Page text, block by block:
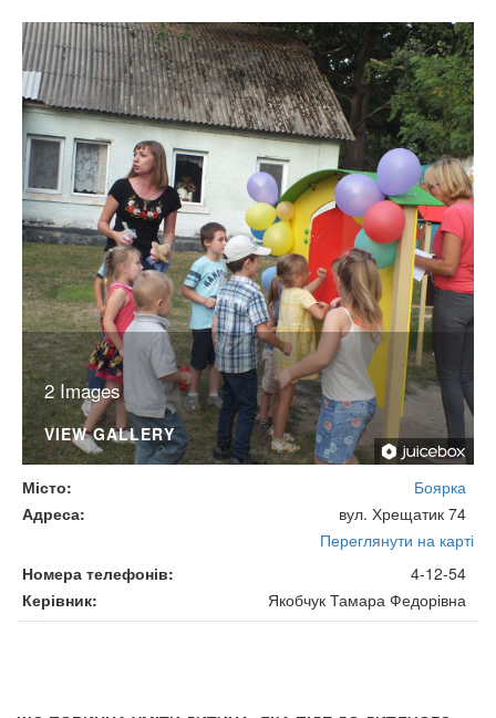
2 Images
VIEW GALLERY
Місто
Боярка
Адреса
вул. Хрещатик 74
Переглянути на карті
Номера телефонів
4-12-54
Керівник
Якобчук Тамара Федорівна